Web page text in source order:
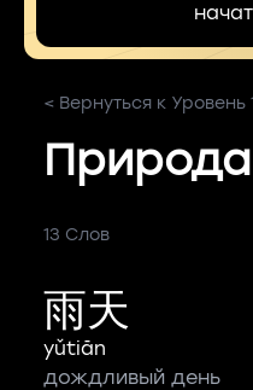
< Вернуться к Уровень
Природа
13 Слов
雨天
yǔtiān
дождливый день